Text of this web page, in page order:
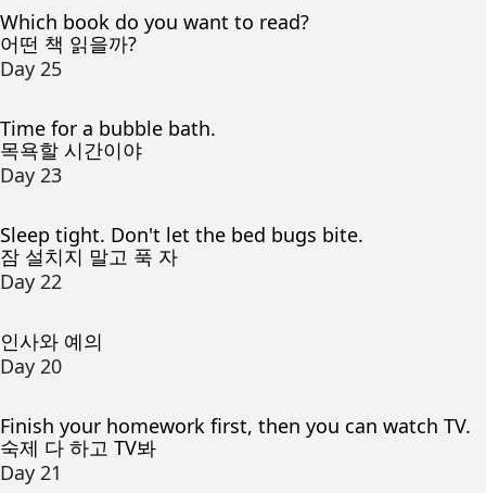
Which book do you want to read?
어떤 책 읽을까?
Day 25
Time for a bubble bath.
목욕할 시간이야
Day 23
Sleep tight. Don't let the bed bugs bite.
잠 설치지 말고 푹 자
Day 22
인사와 예의
Day 20
Finish your homework first, then you can watch TV.
숙제 다 하고 TV봐
Day 21